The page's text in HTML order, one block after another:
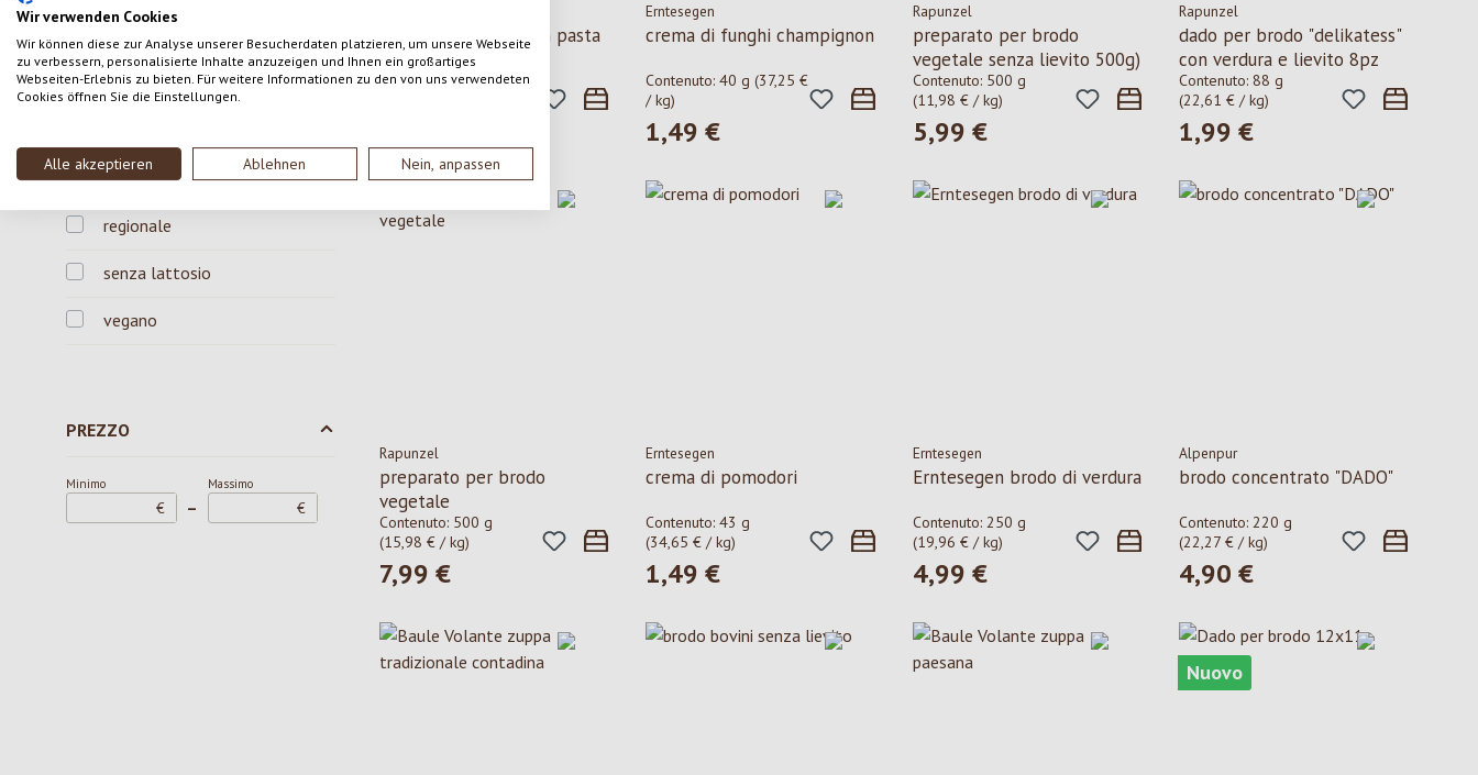
Wir verwenden Cookies
Wir können diese zur Analyse unserer Besucherdaten platzieren, um unsere Webseite
zu verbessern, personalisierte Inhalte anzuzeigen und Ihnen ein großartiges
Webseiten-Erlebnis zu bieten. Für weitere Informationen zu den von uns verwendeten
Cookies öffnen Sie die Einstellungen.
Alle akzeptieren Ablehnen Nein, anpassen
pezzi
CARATTERISTICHE
regionale
senza lattosio
vegano
PREZZO
Minimo
€ –
Massimo
€
minestra di pollo con pasta
Contenuto:37 g(40,27 €
Erntesegen
crema di funghi champignon
Contenuto:40 g(37,25 €
/ kg)
Prezzo normale:
1,49 €
Rapunzel
preparato per brodo
vegetale senza lievito 500g)
Contenuto: 500 g
(11,98 € / kg)
Prezzo normale:
5,99 €
Rapunzel
dado per brodo "delikatess"
con verdura e lievito 8pz
Contenuto: 88 g
(22,61 € / kg)
Prezzo normale:
1,99 €
Rapunzel
preparato per brodo
vegetale
Contenuto: 500 g
(15,98 € / kg)
Prezzo normale:
7,99 €
Erntesegen
crema di pomodori
Contenuto:43 g
(34,65 € / kg)
Prezzo normale:
1,49 €
Erntesegen
Erntesegen brodo di verdura
Contenuto: 250 g
(19,96 € / kg)
Prezzo normale:
4,99 €
Alpenpur
brodo concentrato "DADO"
Contenuto: 220 g
(22,27 € / kg)
Prezzo normale:
4,90 €
Nuovo